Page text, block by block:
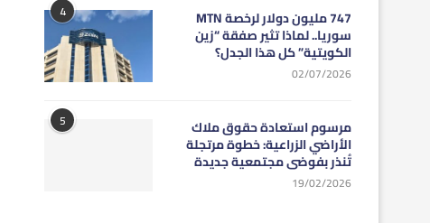
4 747 مليون دولار لرخصة MTN
سوريا.. لماذا تثير صفقة “زين
الكويتية” كل هذا الجدل؟
02/07/2026
5 مرسوم استعادة حقوق ملاك
الأراضي الزراعية: خطوة مرتجلة
تُنذر بفوضى مجتمعية جديدة
19/02/2026